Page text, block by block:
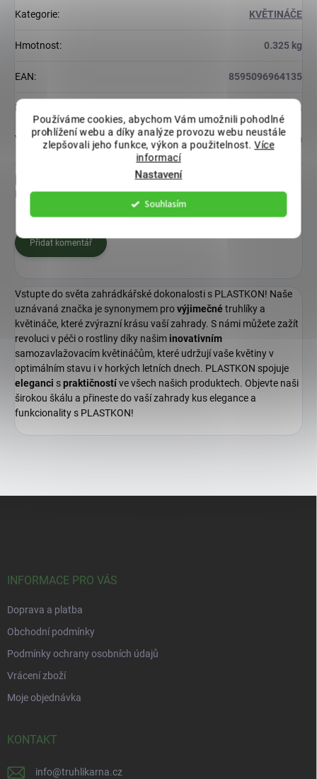
Používáme cookies, abychom Vám umožnili pohodlné
prohlížení webu a díky analýze provozu webu neustále
zlepšovali jeho funkce, výkon a použitelnost.Více
informací
Nastavení
Souhlasím
Kategorie: KVĚTINÁČE
Hmotnost: 0.325 kg
EAN: 8595096964135
Barva Modrá
Velikost: 11-15 cm
Diskuze
Buďte první, kdo napíše příspěvek k této položce.
Přidat komentář
Vstupte do světa zahrádkářské dokonalosti s PLASTKON! Naše
uznávaná značka je synonymem provýjimečnétruhlíky a
květináče, které zvýrazní krásu vaší zahrady. S námi můžete zažít
revoluci v péči o rostliny díky našim inovativním
samozavlažovacím květináčům, které udržují vaše květiny v
optimálním stavu i v horkých letních dnech. PLASTKON spojuje
eleganci spraktičnostíve všech našich produktech. Objevte naši
širokou škálu a přineste do vaší zahrady kus elegance a
funkcionality s PLASTKON!
INFORMACE PRO VÁS
Doprava a platba
Obchodní podmínky
Podmínky ochrany osobních údajů
Vrácení zboží
Moje objednávka
KONTAKT
info@truhlikarna.cz